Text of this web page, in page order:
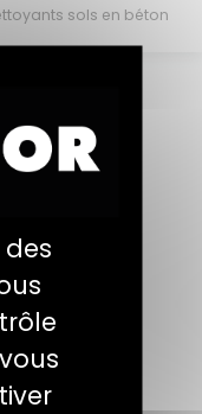
sols en béton
des